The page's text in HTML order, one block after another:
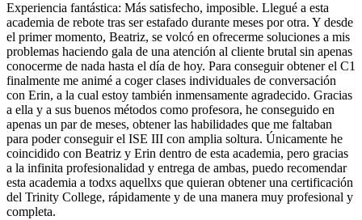
Experiencia fantástica: Más satisfecho, imposible. Llegué a esta
academia de rebote tras ser estafado durante meses por otra. Y desde
el primer momento, Beatriz, se volcó en ofrecerme soluciones a mis
problemas haciendo gala de una atención al cliente brutal sin apenas
conocerme de nada hasta el día de hoy. Para conseguir obtener el C1
finalmente me animé a coger clases individuales de conversación
con Erin, a la cual estoy también inmensamente agradecido. Gracias
a ella y a sus buenos métodos como profesora, he conseguido en
apenas un par de meses, obtener las habilidades que me faltaban
para poder conseguir el ISE III con amplia soltura. Únicamente he
coincidido con Beatriz y Erin dentro de esta academia, pero gracias
a la infinita profesionalidad y entrega de ambas, puedo recomendar
esta academia a todxs aquellxs que quieran obtener una certificación
del Trinity College, rápidamente y de una manera muy profesional y
completa.